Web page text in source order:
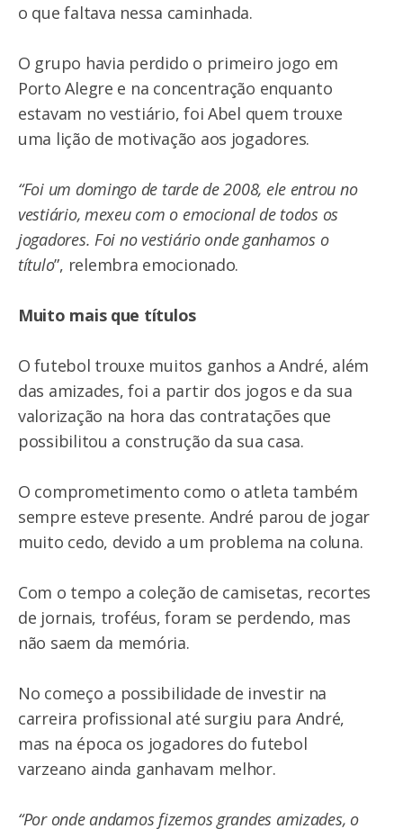
o que faltava nessa caminhada.
O grupo havia perdido o primeiro jogo em
Porto Alegre e na concentração enquanto
estavam no vestiário, foi Abel quem trouxe
uma lição de motivação aos jogadores.
“Foi um domingo de tarde de 2008, ele entrou no
vestiário, mexeu com o emocional de todos os
jogadores. Foi no vestiário onde ganhamos o
título”, relembra emocionado.
Muito mais que títulos
O futebol trouxe muitos ganhos a André, além
das amizades, foi a partir dos jogos e da sua
valorização na hora das contratações que
possibilitou a construção da sua casa.
O comprometimento como o atleta também
sempre esteve presente. André parou de jogar
muito cedo, devido a um problema na coluna.
Com o tempo a coleção de camisetas, recortes
de jornais, troféus, foram se perdendo, mas
não saem da memória.
No começo a possibilidade de investir na
carreira profissional até surgiu para André,
mas na época os jogadores do futebol
varzeano ainda ganhavam melhor.
“Por onde andamos fizemos grandes amizades, o